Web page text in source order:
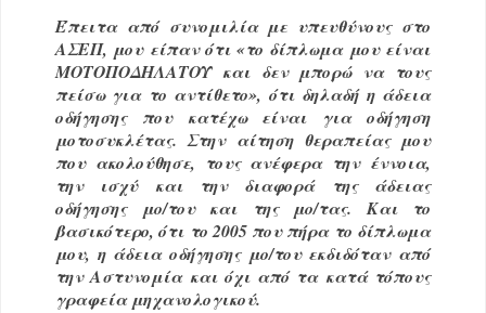
Έπειτα από συνομιλία με υπευθύνους στο
ΑΣΕΠ, μου είπαν ότι «το δίπλωμα μου είναι
ΜΟΤΟΠΟΔΗΛΑΤΟΥ και δεν μπορώ να τους
πείσω για το αντίθετο», ότι δηλαδή η άδεια
οδήγησης που κατέχω είναι για οδήγηση
μοτοσυκλέτας. Στην αίτηση θεραπείας μου
που ακολούθησε, τους ανέφερα την έννοια,
την ισχύ και την διαφορά της άδειας
οδήγησης μο/του και της μο/τας. Και το
βασικότερο, ότι το 2005 που πήρα το δίπλωμα
μου, η άδεια οδήγησης μο/του εκδιδόταν από
την Αστυνομία και όχι από τα κατά τόπους
γραφεία μηχανολογικού.